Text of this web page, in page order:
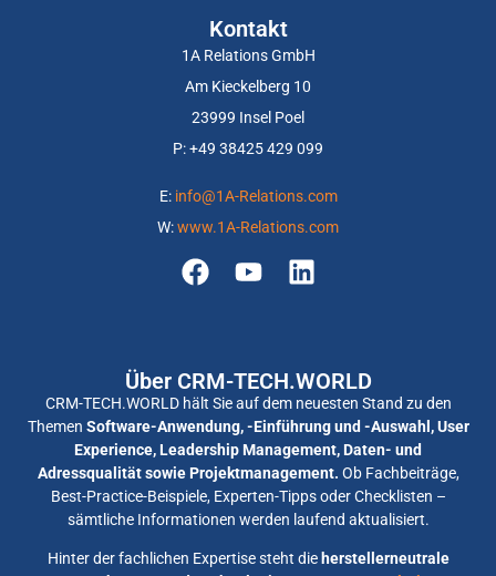
Kontakt
1A Relations GmbH
Am Kieckelberg 10
23999 Insel Poel
P: +49 38425 429 099
E: info@1A-Relations.com
W:www.1A-Relations.com
Über CRM-TECH.WORLD
CRM-TECH.WORLD hält Sie auf dem neuesten Stand zu den
Themen Software-Anwendung, -Einführung und -Auswahl, User
Experience, Leadership Management, Daten- und
Adressqualität sowie Projektmanagement. Ob Fachbeiträge,
Best-Practice-Beispiele, Experten-Tipps oder Checklisten –
sämtliche Informationen werden laufend aktualisiert.
Hinter der fachlichen Expertise steht die herstellerneutrale